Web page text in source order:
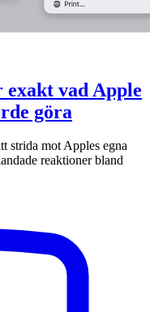
exakt vad Apple
göra
strida mot Apples egna
reaktioner bland